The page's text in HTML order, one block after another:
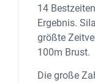
14
Ergebnis.
größte
100m Brust.
Die große